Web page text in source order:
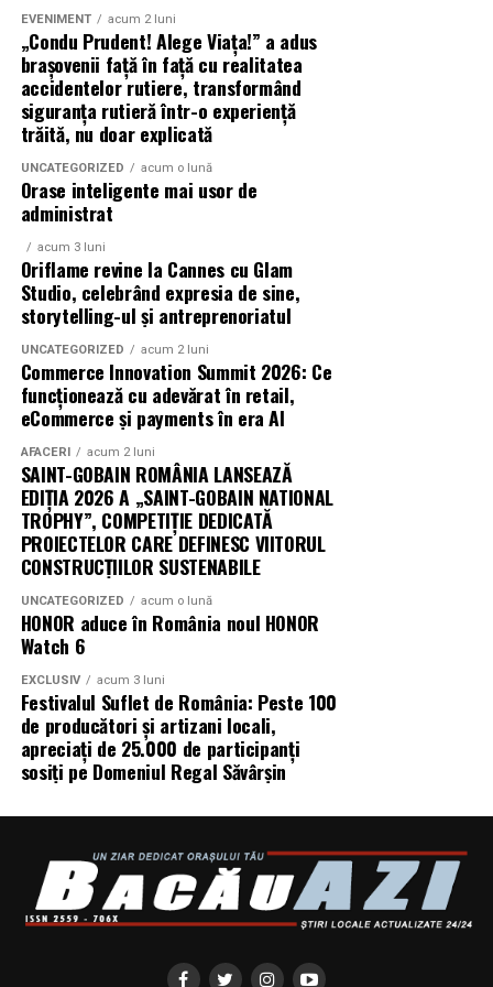
alături de actorii Ioana State, Vlad și Oana Gherman,
Azaleea Necula și Gabriel Vatavu.
O comedie actuală și spumoasă, filmul
mea”este distribuit de T.R.I.B.E. Films.
TRAILER:https://bit.ly/InPieleaMea
Site oficial:inpieleamea.ro
Mai multe detalii, imagini de la filmări, fragmente din
film, declarații din partea actorilor și informații despre
concursuri sunt disponibile pe paginile social media ale
Adrian Pădurețu semnează imaginea filmului. De sunet
s-a ocupat Bogdan Ivanovici, de scenografie Anca
Miron, iar de costume Francisca Vass.
„În Pielea Mea”este un film produs de: CB MOTION
PICTURES.
Producător asociat: MAGNETIC MEDIA PRODUCTIONS
Producător: Claudiu Boboc
Producător executiv: Adela Mara
Manager producție: Iulia Cezara Roșu
Casting: ELEPHANT MEDIA
Co-finanțatori:C&C HOUSE RESIDENCE, S&I BEST
CORPORATION WEB DESIGN, CLIMA FREON
Sponsori: CLINICA RMN TINERETULUI; CLINICA
ȘERBAN & ASOCIAȚII; ESTEEM BODY SCULPT & SPA;
EVENIMENT acum 2 luni
„Condu Prudent! Alege Viața!” a adus
brașovenii față în față cu realitatea
accidentelor rutiere, transformând
siguranța rutieră într-o experiență
trăită, nu doar explicată
UNCATEGORIZED acum o lună
Orase inteligente mai usor de
administrat
acum 3 luni
Oriflame revine la Cannes cu Glam
Studio, celebrând expresia de sine,
storytelling-ul și antreprenoriatul
UNCATEGORIZED acum 2 luni
Commerce Innovation Summit 2026: Ce
funcționează cu adevărat în retail,
eCommerce și payments în era AI
AFACERI acum 2 luni
SAINT-GOBAIN ROMÂNIA LANSEAZĂ
EDIȚIA 2026 A „SAINT-GOBAIN NATIONAL
TROPHY”, COMPETIȚIE DEDICATĂ
PROIECTELOR CARE DEFINESC VIITORUL
CONSTRUCȚIILOR SUSTENABILE
UNCATEGORIZED acum o lună
HONOR aduce în România noul HONOR
Watch 6
EXCLUSIV acum 3 luni
Festivalul Suflet de România: Peste 100
de producători și artizani locali,
apreciați de 25.000 de participanți
sosiți pe Domeniul Regal Săvârșin